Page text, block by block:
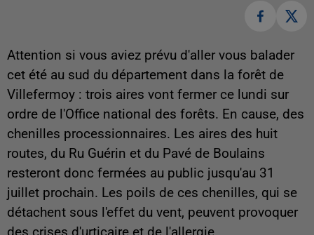
Attention si vous aviez prévu d'aller vous balader
cet été au sud du département dans la forêt de
Villefermoy : trois aires vont fermer ce lundi sur
ordre de l'Office national des forêts. En cause, des
chenilles processionnaires. Les aires des huit
routes, du Ru Guérin et du Pavé de Boulains
resteront donc fermées au public jusqu'au 31
juillet prochain. Les poils de ces chenilles, qui se
détachent sous l'effet du vent, peuvent provoquer